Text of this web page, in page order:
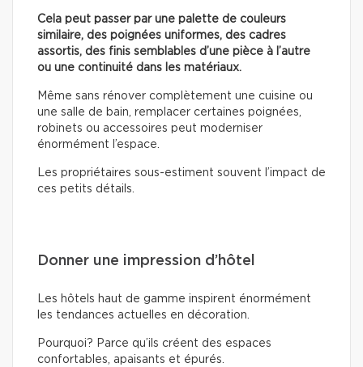
Cela peut passer par une palette de couleurs
similaire, des poignées uniformes, des cadres
assortis, des finis semblables d’une pièce à l’autre
ou une continuité dans les matériaux.
Même sans rénover complètement une cuisine ou
une salle de bain, remplacer certaines poignées,
robinets ou accessoires peut moderniser
énormément l’espace.
Les propriétaires sous-estiment souvent l’impact de
ces petits détails.
Donner une impression d’hôtel
Les hôtels haut de gamme inspirent énormément
les tendances actuelles en décoration.
Pourquoi? Parce qu’ils créent des espaces
confortables, apaisants et épurés.